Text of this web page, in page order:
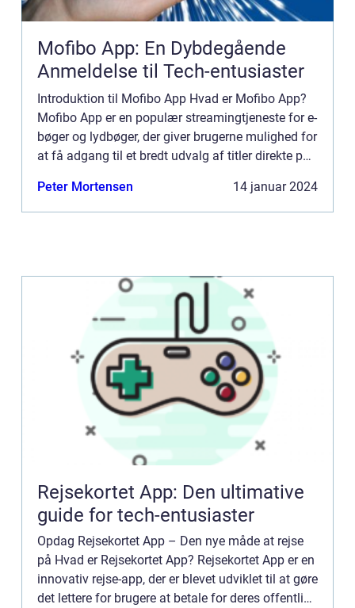
Mofibo App: En Dybdegående
Anmeldelse til Tech-entusiaster
Introduktion til Mofibo App Hvad er Mofibo App?
Mofibo App er en populær streamingtjeneste for e-
bøger og lydbøger, der giver brugerne mulighed for
at få adgang til et bredt udvalg af titler direkte på
brugere...
Peter Mortensen 14 januar 2024
Rejsekortet App: Den ultimative
guide for tech-entusiaster
Opdag Rejsekortet App – Den nye måde at rejse
på Hvad er Rejsekortet App? Rejsekortet App er en
innovativ rejse-app, der er blevet udviklet til at gøre
det lettere for brugere at betale for deres offentlige